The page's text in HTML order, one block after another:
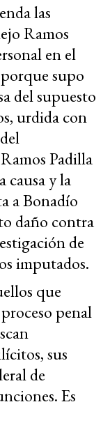
las
Ramos
en el
supo
del supuesto
urdida con
Padilla
causa y la
a Bonadío
daño contra
de
imputados.
que
penal
sus
de
Es